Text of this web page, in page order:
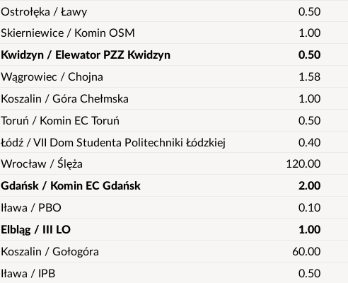
Ostrołęka / Ławy 0.50
Skierniewice / Komin OSM 1.00
Kwidzyn / Elewator PZZ Kwidzyn 0.50
Wągrowiec / Chojna 1.58
Koszalin / Góra Chełmska 1.00
Toruń / Komin EC Toruń 0.50
Łódź / VII Dom Studenta Politechniki Łódzkiej 0.40
Wrocław / Ślęża 120.00
Gdańsk / Komin EC Gdańsk 2.00
Iława / PBO 0.10
Elbląg / III LO 1.00
Koszalin / Gołogóra 60.00
Iława / IPB 0.50